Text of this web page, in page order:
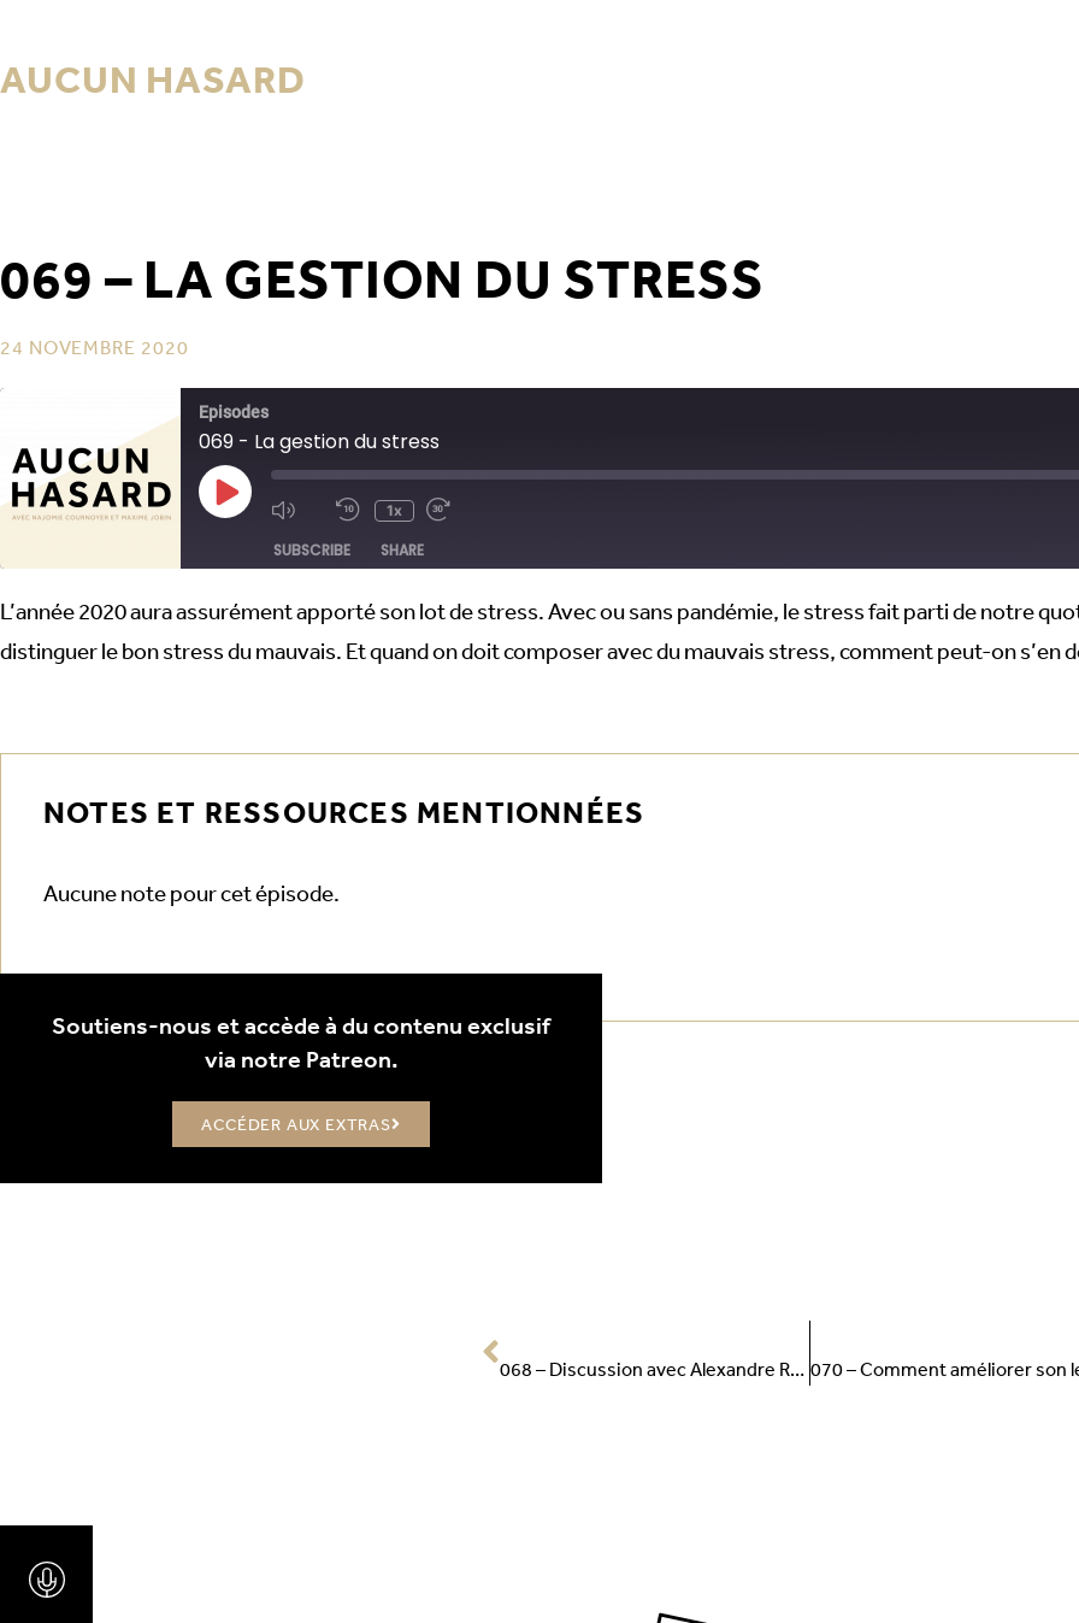
AUCUN HASARD
069 – LA GESTION DU STRESS
24 NOVEMBRE 2020
Episodes
069 - La gestion du stress
1x
SUBSCRIBE SHARE
RSS FEED
SHARE
LINK
L’année 2020 aura assurément apporté son lot de stress. Avec ou sans pandémie, le stress fait parti de notre
distinguer le bon stress du mauvais. Et quand on doit composer avec du mauvais stress, comment peut-on s’en
NOTES ET RESSOURCES MENTIONNÉES
Aucune note pour cet épisode.
Soutiens-nous et accède à du contenu exclusif
via notre Patreon.
ACCÉDER AUX EXTRAS
068 – Discussion avec Alexandre Raymond